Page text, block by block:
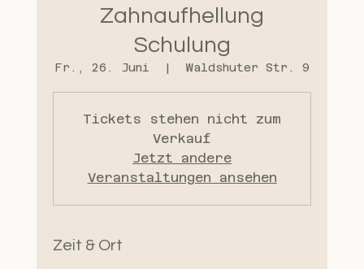
Zahnaufhellung
Schulung
Fr., 26. Juni
  |
Waldshuter Str. 9
Tickets stehen nicht zum
Verkauf
Jetzt andere
Veranstaltungen ansehen
Zeit & Ort